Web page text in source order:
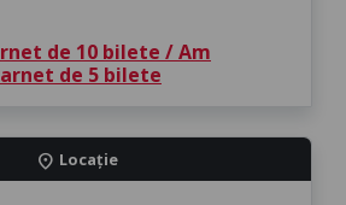
de 10 bilete / Am
de 5 bilete
location_on Locație